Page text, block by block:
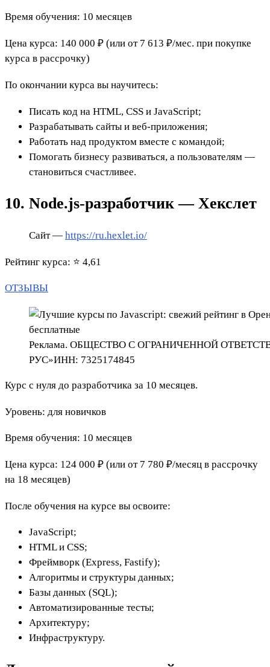
Время обучения: 10 месяцев
Цена курса: 140 000 ₽ (или от 7 613 ₽/мес. при покупке
курса в рассрочку)
По окончании курса вы научитесь:
Писать код на HTML, CSS и JavaScript;
Разрабатывать сайты и веб-приложения;
Работать над продуктом вместе с командой;
Помогать бизнесу развиваться, а пользователям —
становиться счастливее.
10. Node.js-разработчик — Хекслет
Сайт — https://ru.hexlet.io/
Рейтинг курса: ⭐ 4,61
ОТЗЫВЫ
Реклама. ОБЩЕСТВО С ОГРАНИЧЕННОЙ
РУС»ИНН: 7325174845
Курс с нуля до разработчика за 10 месяцев.
Уровень: для новичков
Время обучения: 10 месяцев
Цена курса: 124 000 ₽ (или от 7 780 ₽/месяц в рассрочку
на 18 месяцев)
После обучения на курсе вы освоите:
JavaScript;
HTML и CSS;
Фреймворк (Express, Fastify);
Алгоритмы и структуры данных;
Базы данных (SQL);
Автоматизированные тесты;
Архитектуру;
Инфраструктуру.